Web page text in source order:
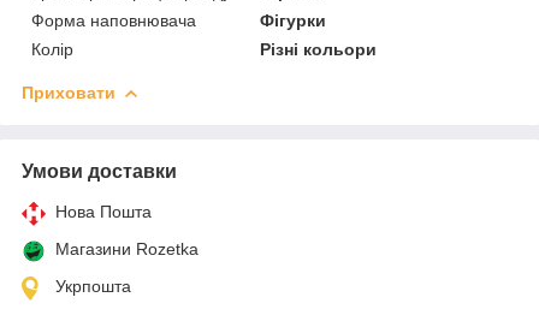
Форма наповнювача
Фігурки
Колір
Різні кольори
Приховати
Умови доставки
Нова Пошта
Магазини Rozetka
Укрпошта